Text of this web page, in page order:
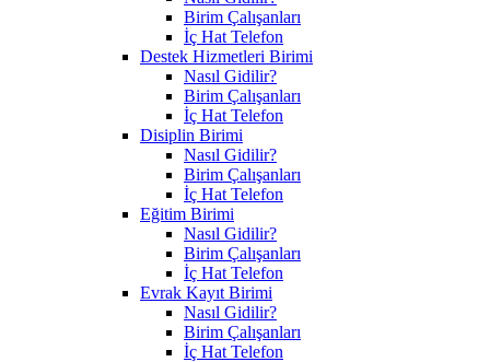
Birim Çalışanları
İç Hat Telefon
Destek Hizmetleri Birimi
Nasıl Gidilir?
Birim Çalışanları
İç Hat Telefon
Disiplin Birimi
Nasıl Gidilir?
Birim Çalışanları
İç Hat Telefon
Eğitim Birimi
Nasıl Gidilir?
Birim Çalışanları
İç Hat Telefon
Evrak Kayıt Birimi
Nasıl Gidilir?
Birim Çalışanları
İç Hat Telefon